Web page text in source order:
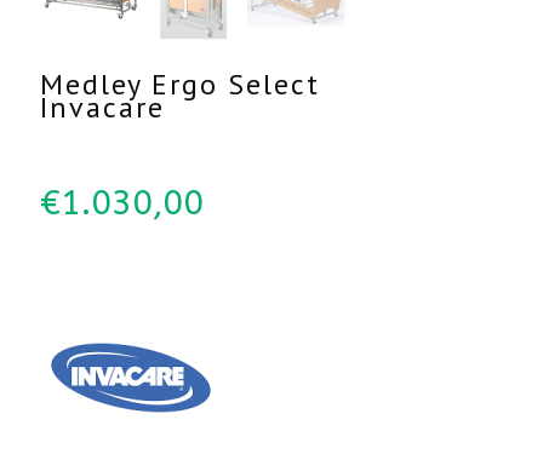
Medley Ergo Select
Invacare
€1.030,00